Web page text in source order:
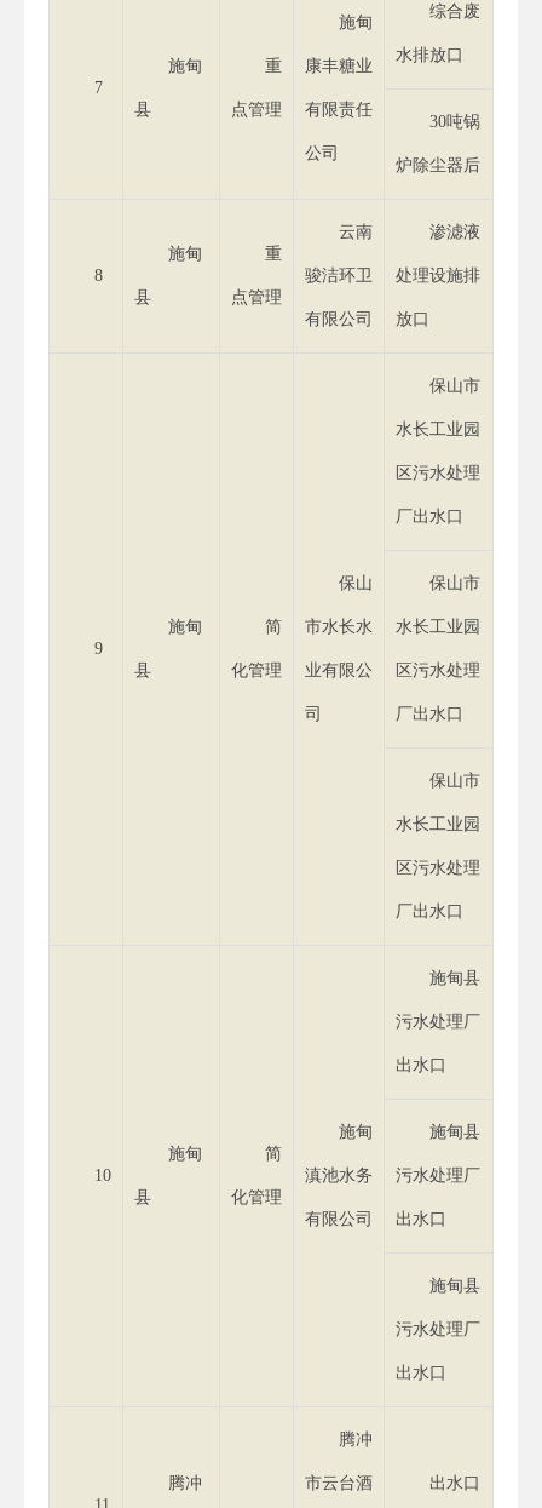
7
施甸
县
重
点管理
施甸
康丰糖业
有限责任
公司
综合废
水排放口
30吨锅
炉除尘器后
8
施甸
县
重
点管理
云南
骏洁环卫
有限公司
渗滤液
处理设施排
放口
9
施甸
县
简
化管理
保山
市水长水
业有限公
司
保山市
水长工业园
区污水处理
厂出水口
保山市
水长工业园
区污水处理
厂出水口
保山市
水长工业园
区污水处理
厂出水口
10
施甸
县
简
化管理
施甸
滇池水务
有限公司
施甸县
污水处理厂
出水口
施甸县
污水处理厂
出水口
施甸县
污水处理厂
出水口
腾冲
腾冲
市云台酒
出水口